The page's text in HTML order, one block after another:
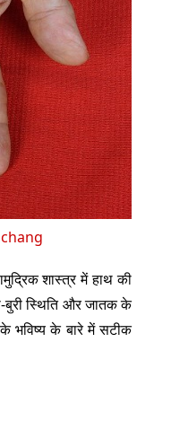
शास्त्र में हाथ की
बुरी स्थिति और जातक के
भविष्य के बारे में सटीक